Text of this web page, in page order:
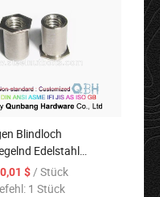
Blindloch
Edelstahl
Interne negative
SS304/316 M3-
0,01 $ / Stück
1 Stück